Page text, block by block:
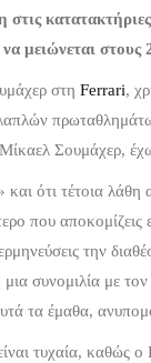
να μειώνεται στους
στη Ferrari,
Σουμάχερ, έχω
ότι τέτοια
που αποκομίζεις
την
συνομιλία με
τα έμαθα,
τυχαία, καθώς ο